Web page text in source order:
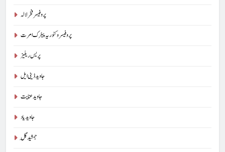
پروفیسر فخر لالہ
پروفیسر وکٹوریہ پیٹرک امرت
پریس ریلیز
جاوید ڈینی ایل
جاوید عنایت
جاوید یاد
جمشید گِل